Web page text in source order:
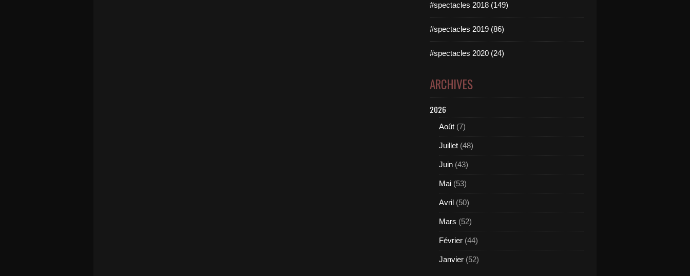
#spectacles 2018 (149)
#spectacles 2019 (86)
#spectacles 2020 (24)
ARCHIVES
2026
Août (7)
Juillet (48)
Juin (43)
Mai (53)
Avril (50)
Mars (52)
Février (44)
Janvier (52)